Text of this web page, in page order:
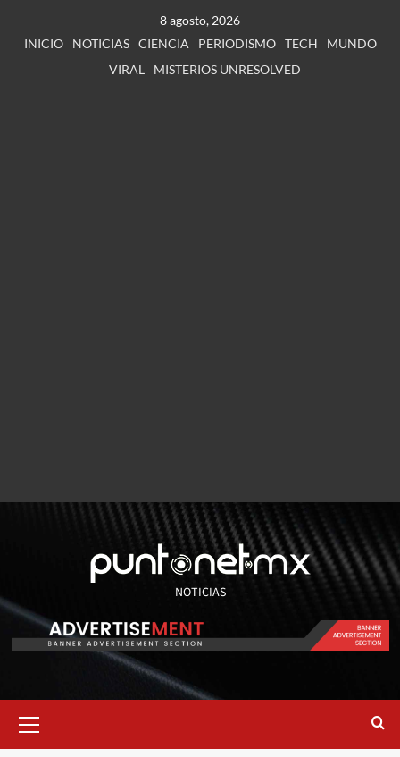
8 agosto, 2026
INICIO
NOTICIAS CIENCIA PERIODISMO TECH
MUNDO
VIRAL
MISTERIOS UNRESOLVED
NOTICIAS